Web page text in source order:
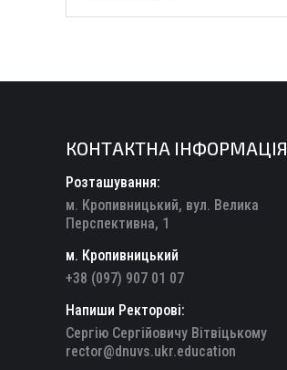
КОНТАКТНА ІНФОРМАЦІЯ
Розташування:
м. Кропивницький, вул. Велика
Перспективна, 1
м. Кропивницький
+38 (097) 907 01 07
Напиши Ректорові:
Сергію Сергійовичу Вітвіцькому
rector@dnuvs.ukr.education